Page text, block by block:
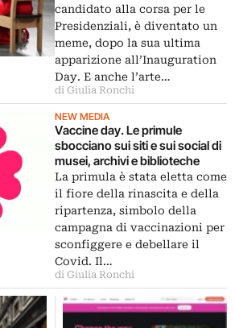
candidato alla corsa per le
Presidenziali, è diventato un
meme, dopo la sua ultima
apparizione all’Inauguration
Day. E anche l’arte…
di Giulia Ronchi
NEW MEDIA
Vaccine day. Le primule
sbocciano sui siti e sui social di
musei, archivi e biblioteche
La primula è stata eletta come
il fiore della rinascita e della
ripartenza, simbolo della
campagna di vaccinazioni per
sconfiggere e debellare il
Covid. Il…
di Giulia Ronchi